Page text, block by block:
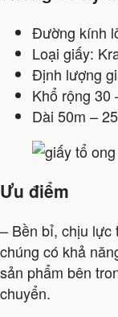
Đường kính
Loại giấy:
Định lượng
Khổ rộng 30
Dài 50m –
Ưu điểm
– Bền bỉ, chịu lực
chúng có khả
sản phẩm bên
chuyển.